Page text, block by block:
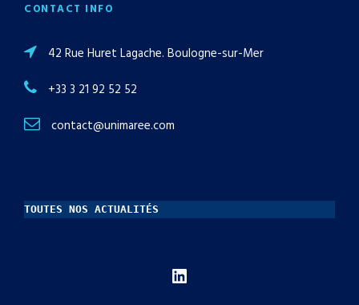
CONTACT INFO
42 Rue Huret Lagache. Boulogne-sur-Mer
+33 3 21 92 52 52
contact@unimaree.com
TOUTES NOS ACTUALITÉS
LinkedIn